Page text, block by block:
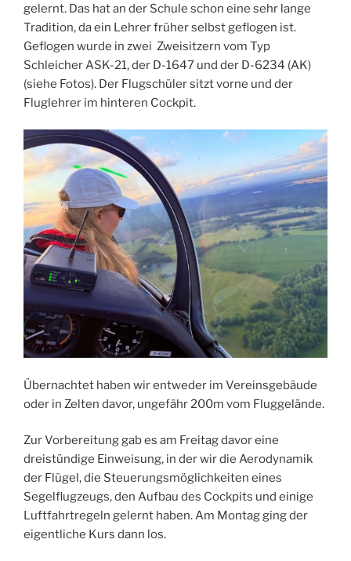
gelernt. Das hat an der Schule schon eine sehr lange
Tradition, da ein Lehrer früher selbst geflogen ist.
Geflogen wurde in zwei Zweisitzern vom Typ
Schleicher ASK-21, der D-1647 und der D-6234 (AK)
(siehe Fotos). Der Flugschüler sitzt vorne und der
Fluglehrer im hinteren Cockpit.
Übernachtet haben wir entweder im Vereinsgebäude
oder in Zelten davor, ungefähr 200m vom Fluggelände.
Zur Vorbereitung gab es am Freitag davor eine
dreistündige Einweisung, in der wir die Aerodynamik
der Flügel, die Steuerungsmöglichkeiten eines
Segelflugzeugs, den Aufbau des Cockpits und einige
Luftfahrtregeln gelernt haben. Am Montag ging der
eigentliche Kurs dann los.